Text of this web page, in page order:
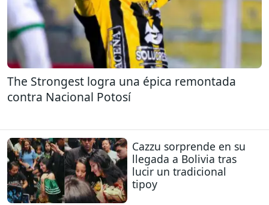
The Strongest logra una épica remontada
contra Nacional Potosí
Cazzu sorprende en su
llegada a Bolivia tras
lucir un tradicional
tipoy